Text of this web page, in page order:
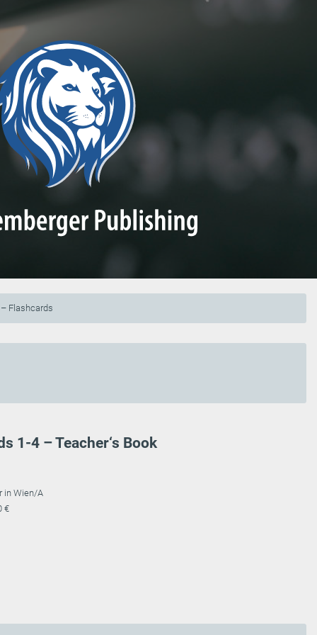
– Flashcards
1-4 – Teacher‘s Book
in Wien/A
€